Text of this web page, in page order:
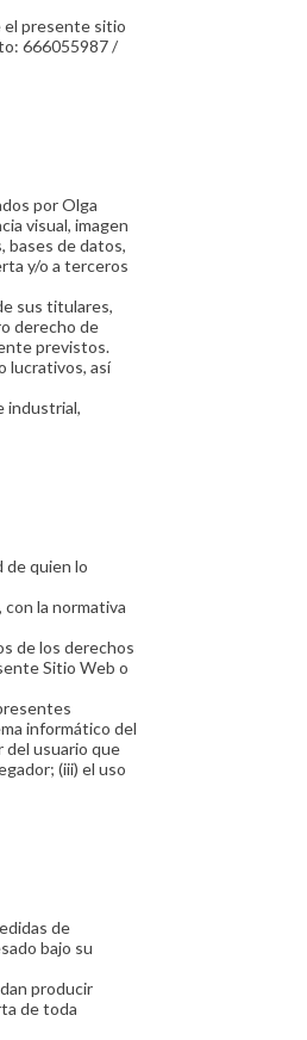
el presente sitio
666055987 /
por Olga
visual, imagen
bases de datos,
y/o a terceros
sus titulares,
derecho de
previstos.
lucrativos, así
industrial,
de quien lo
la normativa
de los derechos
Sitio Web o
informático del
del usuario que
(iii) el uso
de
bajo su
producir
de toda